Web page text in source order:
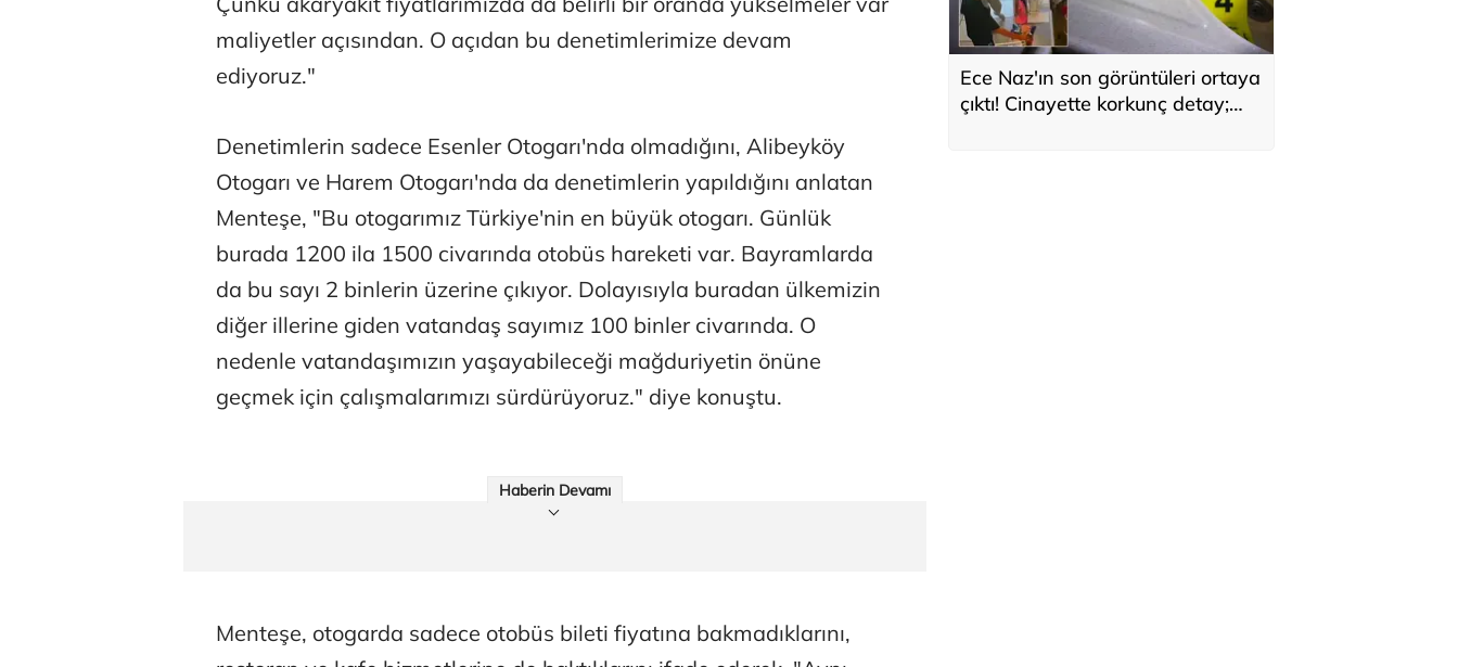
maliyetler açısından. O açıdan bu denetimlerimize devam
ediyoruz."
Denetimlerin sadece Esenler Otogarı'nda olmadığını, Alibeyköy
Otogarı ve Harem Otogarı'nda da denetimlerin yapıldığını anlatan
Menteşe, "Bu otogarımız Türkiye'nin en büyük otogarı. Günlük
burada 1200 ila 1500 civarında otobüs hareketi var. Bayramlarda
da bu sayı 2 binlerin üzerine çıkıyor. Dolayısıyla buradan ülkemizin
diğer illerine giden vatandaş sayımız 100 binler civarında. O
nedenle vatandaşımızın yaşayabileceği mağduriyetin önüne
geçmek için çalışmalarımızı sürdürüyoruz." diye konuştu.
Haberin Devamı
Menteşe, otogarda sadece otobüs bileti fiyatına bakmadıklarını,
Ece Naz'ın son görüntüleri ortaya
çıktı! Cinayette korkunç detay;